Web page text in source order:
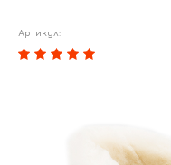
Артикул: